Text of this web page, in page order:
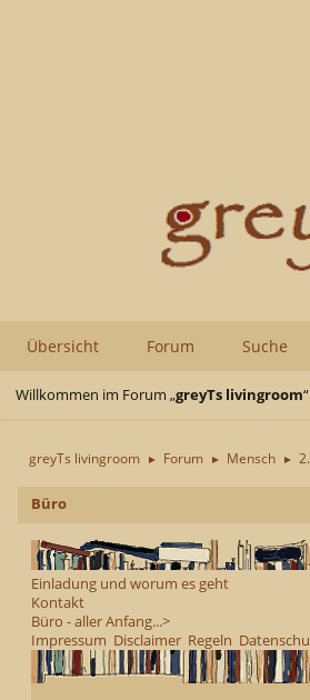
Übersicht Forum Suche
Willkommen im Forum „greyTs livingroom
greyTs livingroom ► Forum ► Mensch ►
Büro
Einladung und worum es geht
Kontakt
Büro - aller Anfang...>
Impressum Disclaimer Regeln